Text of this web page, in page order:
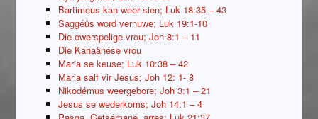
Bartimeus kan weer sien; Luk 18:35 – 43
Saggéüs word vernuwe; Luk 19:1-10
Die owerspelige vrou; Joh 8:1 – 11
Die Kanaänése vrou
Maria se keuse; Luk 10:38 – 42
Maria salf vir Jesus; Joh 12: 1- 8
Nikodémus weergebore; Joh 3:1 – 21
Jesus se wederkoms; Joh 14:1 – 4